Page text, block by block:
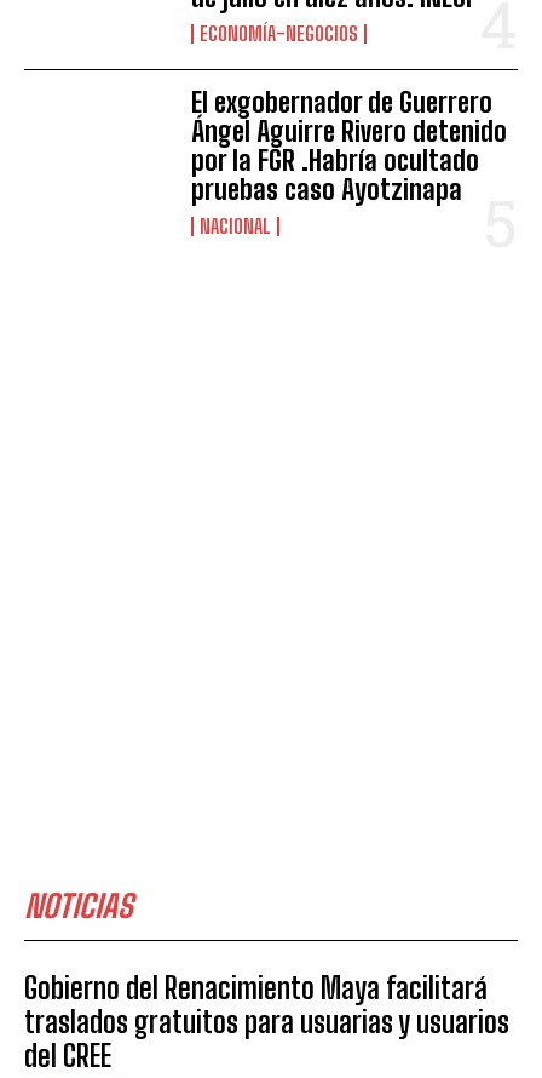
ECONOMÍA-NEGOCIOS
El exgobernador de Guerrero
Ángel Aguirre Rivero detenido
por la FGR .Habría ocultado
pruebas caso Ayotzinapa
NACIONAL
NOTICIAS
Gobierno del Renacimiento Maya facilitará
traslados gratuitos para usuarias y usuarios
del CREE